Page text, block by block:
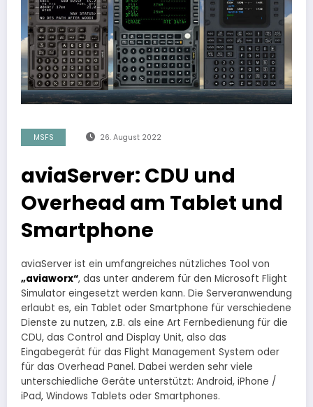
MSFS 26. August 2022
aviaServer: CDU und
Overhead am Tablet und
Smartphone
aviaServer ist ein umfangreiches nützliches Tool von
„aviaworx“, das unter anderem für den Microsoft Flight
Simulator eingesetzt werden kann. Die Serveranwendung
erlaubt es, ein Tablet oder Smartphone für verschiedene
Dienste zu nutzen, z.B. als eine Art Fernbedienung für die
CDU, das Control and Display Unit, also das
Eingabegerät für das Flight Management System oder
für das Overhead Panel. Dabei werden sehr viele
unterschiedliche Geräte unterstützt: Android, iPhone /
iPad, Windows Tablets oder Smartphones.